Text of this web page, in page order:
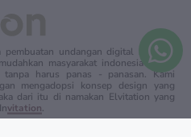
undangan digital berbasis
masyarakat indonesia dalam
tanpa harus panas - panasan. Kami
mengadopsi konsep design yang
dari itu di namakan Elvitation yang
vitation.